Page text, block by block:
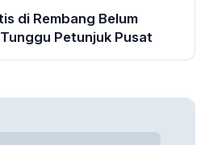
di Rembang Belum
Petunjuk Pusat